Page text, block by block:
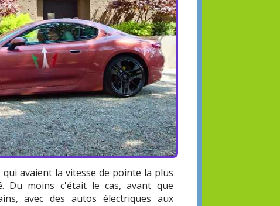
avaient la vitesse de pointe la plus
Du moins c'était le cas, avant que
avec des autos électriques aux